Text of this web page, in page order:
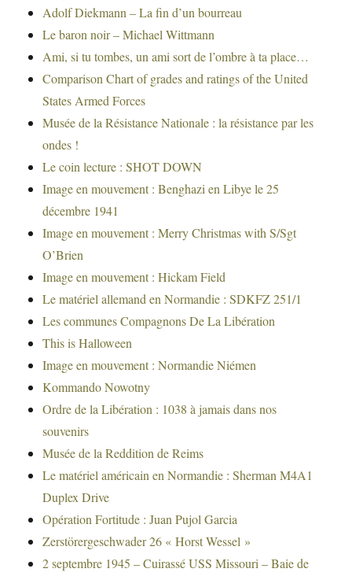
Adolf Diekmann – La fin d’un bourreau
Le baron noir – Michael Wittmann
Ami, si tu tombes, un ami sort de l’ombre à ta place…
Comparison Chart of grades and ratings of the United
States Armed Forces
Musée de la Résistance Nationale : la résistance par les
ondes !
Le coin lecture : SHOT DOWN
Image en mouvement : Benghazi en Libye le 25
décembre 1941
Image en mouvement : Merry Christmas with S/Sgt
O’Brien
Image en mouvement : Hickam Field
Le matériel allemand en Normandie : SDKFZ 251/1
Les communes Compagnons De La Libération
This is Halloween
Image en mouvement : Normandie Niémen
Kommando Nowotny
Ordre de la Libération : 1038 à jamais dans nos
souvenirs
Musée de la Reddition de Reims
Le matériel américain en Normandie : Sherman M4A1
Duplex Drive
Opération Fortitude : Juan Pujol Garcia
Zerstörergeschwader 26 « Horst Wessel »
2 septembre 1945 – Cuirassé USS Missouri – Baie de